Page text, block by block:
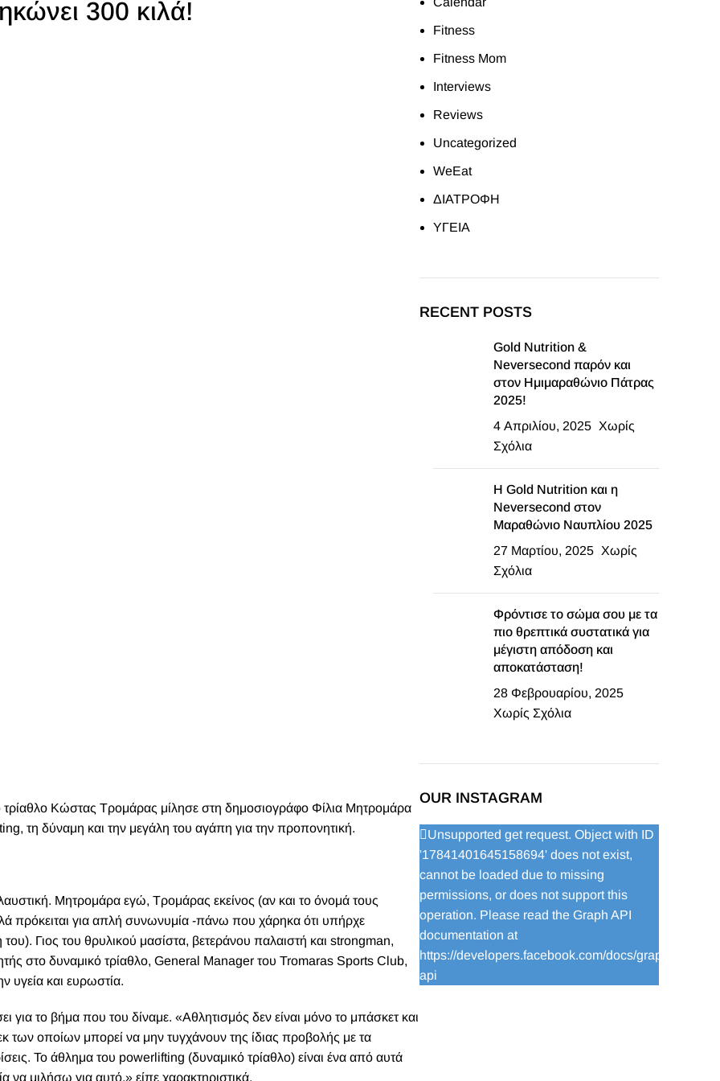
300 κιλά!
Κώστας Τρομάρας μίλησε στη δημοσιογράφο Φίλια Μητρομάρα
τη δύναμη και την μεγάλη του αγάπη για την προπονητική.
Μητρομάρα εγώ, Τρομάρας εκείνος (αν και το όνομά τους
πρόκειται για απλή συνωνυμία -πάνω που χάρηκα ότι υπήρχε
Γιος του θρυλικού μασίστα, βετεράνου παλαιστή και strongman,
στο δυναμικό τρίαθλο, General Manager του Tromaras Sports Club,
υγεία και ευρωστία.
το βήμα που του δίναμε. «Αθλητισμός δεν είναι μόνο το μπάσκετ και
των οποίων μπορεί να μην τυγχάνουν της ίδιας προβολής με τα
Το άθλημα του powerlifting (δυναμικό τρίαθλο) είναι ένα από αυτά
να μιλήσω για αυτό.» είπε χαρακτηριστικά.
Fitness
Fitness Mom
Interviews
Reviews
Uncategorized
WeEat
ΔΙΑΤΡΟΦΗ
ΥΓΕΙΑ
RECENT POSTS
Gold Nutrition &
Neversecond παρόν και
στον Ημιμαραθώνιο Πάτρας
2025!
4 Απριλίου, 2025 Χωρίς
Σχόλια
Η Gold Nutrition και η
Neversecond στον
Μαραθώνιο Ναυπλίου 2025
27 Μαρτίου, 2025 Χωρίς
Σχόλια
Φρόντισε το σώμα σου με τα
πιο θρεπτικά συστατικά για
μέγιστη απόδοση και
αποκατάσταση!
28 Φεβρουαρίου, 2025
Χωρίς Σχόλια
OUR INSTAGRAM
Unsupported get request. Object with ID
'17841401645158694' does not exist,
cannot be loaded due to missing
permissions, or does not support this
operation. Please read the Graph API
documentation at
https://developers.facebook.com/docs/graph-
api